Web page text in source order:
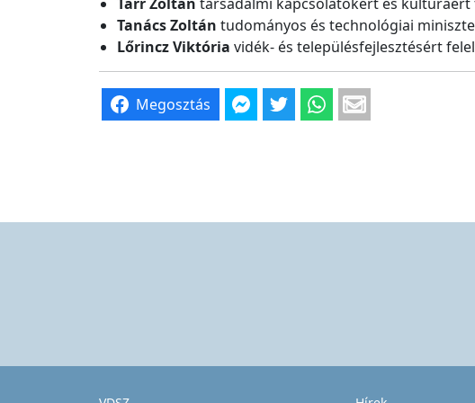
Tanács Zoltán tudományos és technológiai
Lőrincz Viktória vidék- és településfejlesztésért
Megosztás